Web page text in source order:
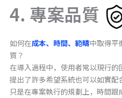
4. 專案品質
如何在成本、時間、範疇中取得平
質？
在導入過程中，使用者常以現行
提出了許多希望系統也可以如實配
只是在專案執行的規劃上，時間